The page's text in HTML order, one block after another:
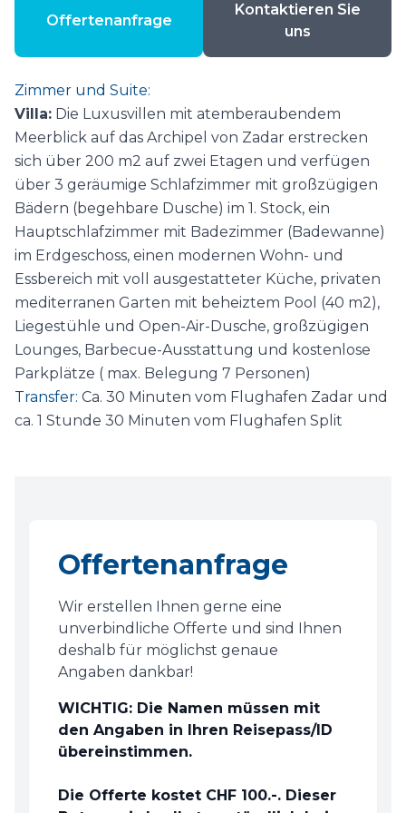
zum/vom Flughafen Zadar, 1 Spa Treatment pro
Person und Aufenthalt, Babyausstattung auf
Dieses Hotel bieten wir mit tagesaktuellen Preisen
mit Best-Preis-Garantie an! Wenn Sie innerhalb von
24 Stunden nach der Buchung auf der
Internetseite des Hotels oder auf Booking.com
einen günstigeren Preis finden, bieten wir Ihnen
den günstigeren Preis! Einziger minimaler
Unterschied kann der Umrechnungskurs in CHF
sein!
Weitere Informationen finden Sie auf der Hotel-
Webseite:https://www.falkensteiner.com/
apartments/luxury-villas
Offertenanfrage
Kontaktieren Sie
uns
Zimmer und Suite:
Villa: Die Luxusvillen mit atemberaubendem
Meerblick auf das Archipel von Zadar erstrecken
sich über 200 m2 auf zwei Etagen und verfügen
über 3 geräumige Schlafzimmer mit großzügigen
Bädern (begehbare Dusche) im 1. Stock, ein
Hauptschlafzimmer mit Badezimmer (Badewanne)
im Erdgeschoss, einen modernen Wohn- und
Essbereich mit voll ausgestatteter Küche, privaten
mediterranen Garten mit beheiztem Pool (40 m2),
Liegestühle und Open-Air-Dusche, großzügigen
Lounges, Barbecue-Ausstattung und kostenlose
Parkplätze ( max. Belegung 7 Personen)
Transfer: Ca. 30 Minuten vom Flughafen Zadar und
ca. 1 Stunde 30 Minuten vom Flughafen Split
Offertenanfrage
Wir erstellen Ihnen gerne eine
unverbindliche Offerte und sind Ihnen
deshalb für möglichst genaue
Angaben dankbar!
WICHTIG: Die Namen müssen mit
den Angaben in Ihren Reisepass/ID
übereinstimmen.
Die Offerte kostet CHF 100.-. Dieser